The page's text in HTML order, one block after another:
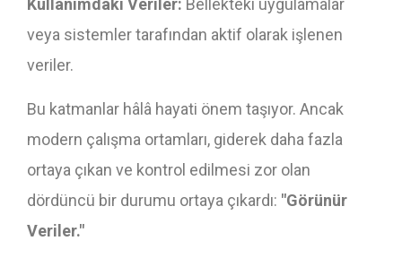
Kullanımdaki Veriler: Bellekteki uygulamalar
veya sistemler tarafından aktif olarak işlenen
veriler.
Bu katmanlar hâlâ hayati önem taşıyor. Ancak
modern çalışma ortamları, giderek daha fazla
ortaya çıkan ve kontrol edilmesi zor olan
dördüncü bir durumu ortaya çıkardı: "Görünür
Veriler."